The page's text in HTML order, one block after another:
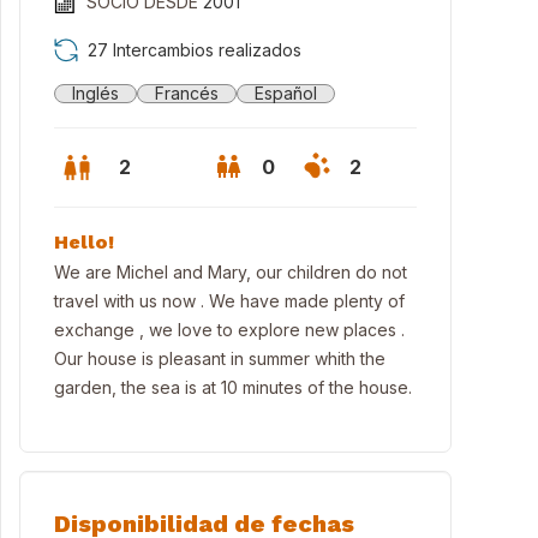
garden
27 Intercambios realizados
Inglés Francés Español
2 0 2
Hello!
We are Michel and Mary, our children do not
travel with us now . We have made plenty of
exchange , we love to explore new places .
Our house is pleasant in summer whith the
garden, the sea is at 10 minutes of the house.
Disponibilidad de fechas